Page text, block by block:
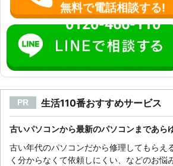
無料で電話相談する!
0120-466-110
PR 生活110番おすすめサービス
古いパソコンから最新のパソコンまであら
古い年代のパソコンだから修理してもらえ
く分からなくて依頼しにくい、などのお悩